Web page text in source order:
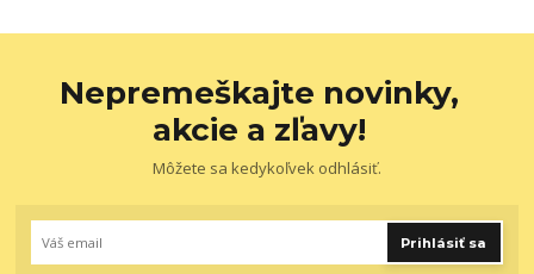
Nepremeškajte novinky,
akcie a zľavy!
Môžete sa kedykoľvek odhlásiť.
Prihlásiť sa